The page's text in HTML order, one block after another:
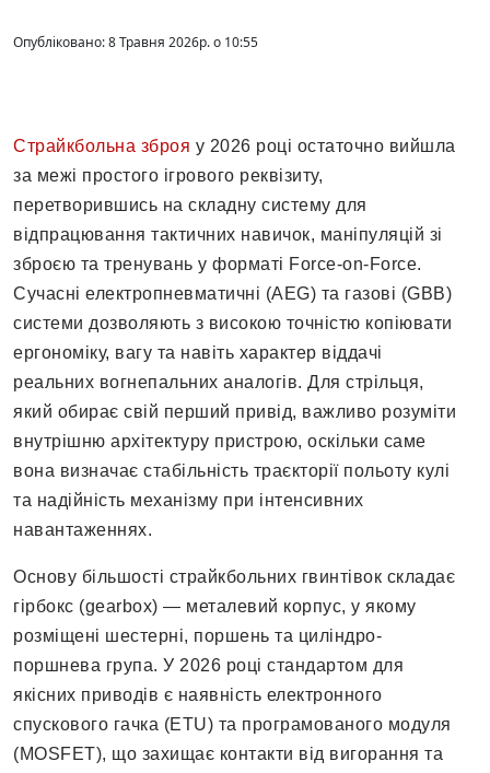
Опубліковано: 8 Травня 2026р. о 10:55
Страйкбольна зброя у 2026 році остаточно вийшла
за межі простого ігрового реквізиту,
перетворившись на складну систему для
відпрацювання тактичних навичок, маніпуляцій зі
зброєю та тренувань у форматі Force-on-Force.
Сучасні електропневматичні (AEG) та газові (GBB)
системи дозволяють з високою точністю копіювати
ергономіку, вагу та навіть характер віддачі
реальних вогнепальних аналогів. Для стрільця,
який обирає свій перший привід, важливо розуміти
внутрішню архітектуру пристрою, оскільки саме
вона визначає стабільність траєкторії польоту кулі
та надійність механізму при інтенсивних
навантаженнях.
Основу більшості страйкбольних гвинтівок складає
гірбокс (gearbox) — металевий корпус, у якому
розміщені шестерні, поршень та циліндро-
поршнева група. У 2026 році стандартом для
якісних приводів є наявність електронного
спускового гачка (ETU) та програмованого модуля
(MOSFET), що захищає контакти від вигорання та